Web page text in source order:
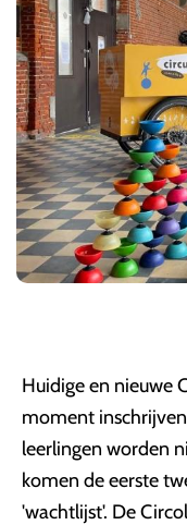
Huidige en nieuwe
moment
leerlingen worden
komen de eerste
'wachtlijst'. De